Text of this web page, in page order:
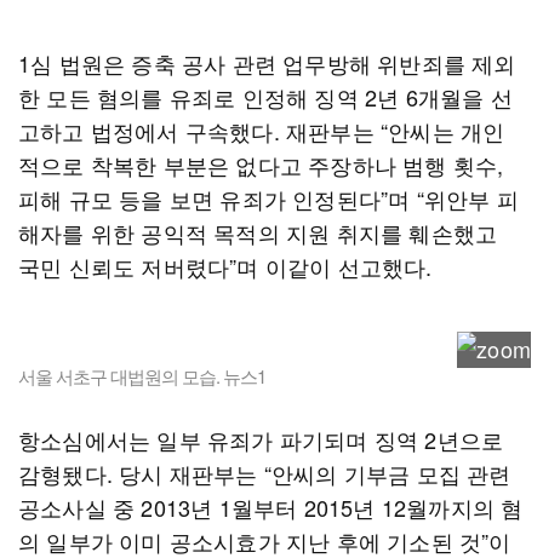
1심 법원은 증축 공사 관련 업무방해 위반죄를 제외
한 모든 혐의를 유죄로 인정해 징역 2년 6개월을 선
고하고 법정에서 구속했다. 재판부는 “안씨는 개인
적으로 착복한 부분은 없다고 주장하나 범행 횟수,
피해 규모 등을 보면 유죄가 인정된다”며 “위안부 피
해자를 위한 공익적 목적의 지원 취지를 훼손했고
국민 신뢰도 저버렸다”며 이같이 선고했다.
서울 서초구 대법원의 모습. 뉴스1
항소심에서는 일부 유죄가 파기되며 징역 2년으로
감형됐다. 당시 재판부는 “안씨의 기부금 모집 관련
공소사실 중 2013년 1월부터 2015년 12월까지의 혐
의 일부가 이미 공소시효가 지난 후에 기소된 것”이